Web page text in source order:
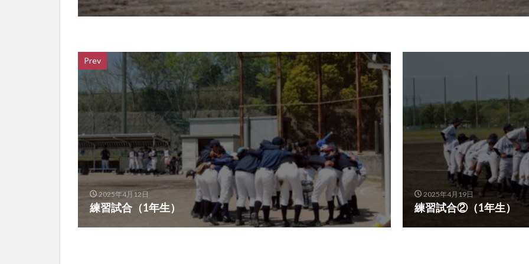
Prev
2025年4月12日
練習試合（1年生）
2025年4月19日
練習試合②（1年生）